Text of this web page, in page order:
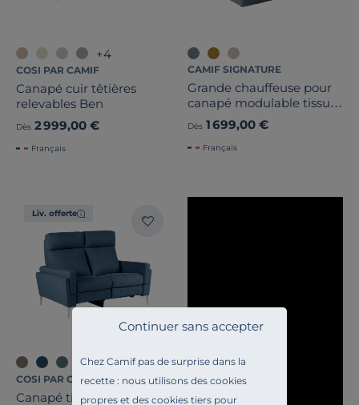
Chez Camif pas de surprise dans la
recette : nous utilisons des cookies
propres et des cookies tiers pour
Continuer sans accepter
+4
COSI PAR CAMIF
Canapé cuir têtières
relevables Ben
Dès 2 999,00 €
Français
CAMIF SIGNATURE
Grande chauffeuse pour
canapé modulable tissu
Benny
Dès 1 699,00 €
Français
Liv. offerte
+5
COSI PAR CAMIF
Canapé tissu relax